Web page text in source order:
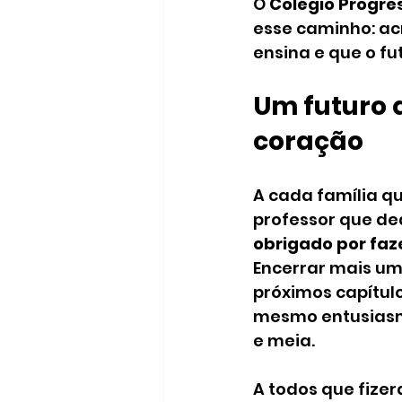
esse caminho:
ensina e que o
Um futuro
coração
A cada família
professor que
obrigado por
Encerrar mais
próximos
mesmo
e meia.
A todos que